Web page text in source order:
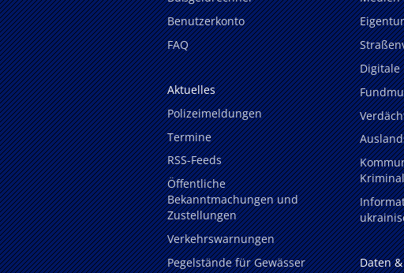
Benutzerkonto
FAQ
Aktuelles
Polizeimeldungen
Termine
RSS-Feeds
Öffentliche
Bekanntmachungen und
Zustellungen
Verkehrswarnungen
Pegelstände für Gewässer
Digitale
Daten